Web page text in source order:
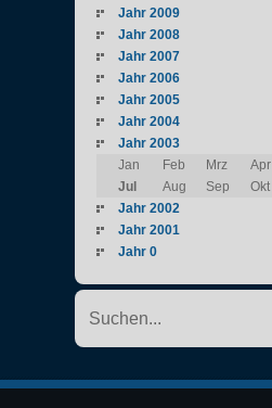
Jahr 2009
Jahr 2008
Jahr 2007
Jahr 2006
Jahr 2005
Jahr 2004
Jahr 2003
Jan
Feb Mrz Apr
Jul
Aug Sep Okt
Jahr 2002
Jahr 2001
Jahr 0